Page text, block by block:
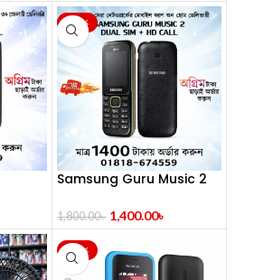
-22%
Samsung Guru Music 2
1,800.00৳ 1,400.00৳
-47%